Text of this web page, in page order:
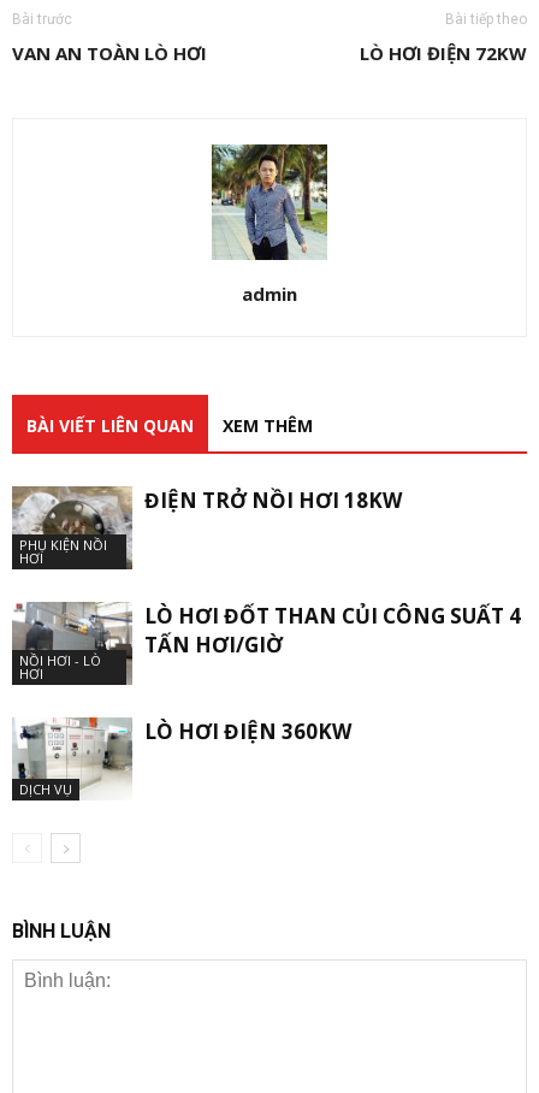
Bài trước
VAN AN TOÀN LÒ HƠI
Bài tiếp theo
LÒ HƠI ĐIỆN 72KW
admin
BÀI VIẾT LIÊN QUAN XEM THÊM
PHỤ KIỆN NỒI
HƠI
ĐIỆN TRỞ NỒI HƠI 18KW
NỒI HƠI - LÒ
HƠI
LÒ HƠI ĐỐT THAN CỦI CÔNG SUẤT 4
TẤN HƠI/GIỜ
DỊCH VỤ
LÒ HƠI ĐIỆN 360KW
BÌNH LUẬN